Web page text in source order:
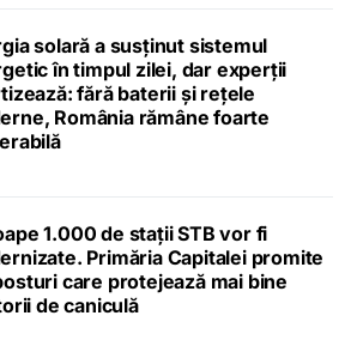
solară a susținut sistemul
în timpul zilei, dar experții
fără baterii și rețele
România rămâne foarte
1.000 de stații STB vor fi
Primăria Capitalei promite
care protejează mai bine
de caniculă